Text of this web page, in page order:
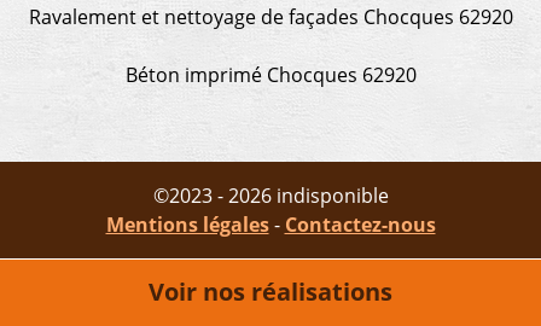
Ravalement et nettoyage de façades Chocques 62920
Béton imprimé Chocques 62920
©2023 - 2026 indisponible
Mentions légales- Contactez-nous
Voir nos réalisations